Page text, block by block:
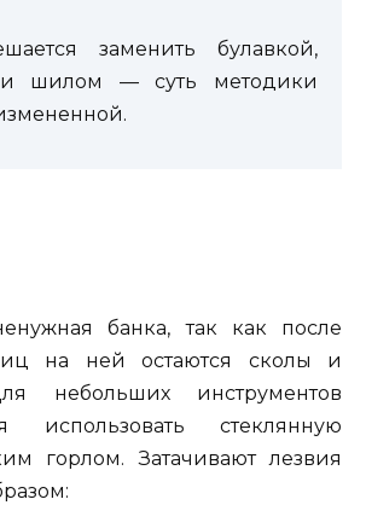
заменить булавкой,
шилом — суть методики
банка, так как после
на ней остаются сколы и
небольших инструментов
использовать стеклянную
горлом. Затачивают лезвия